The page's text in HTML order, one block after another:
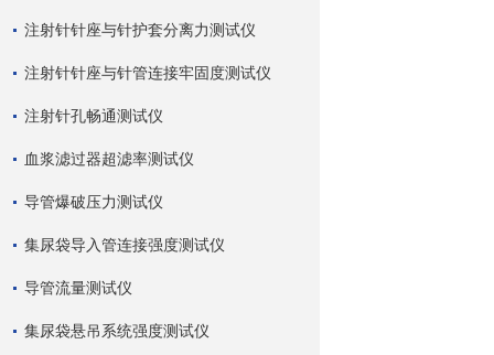
注射针针座与针护套分离力测试仪
注射针针座与针管连接牢固度测试仪
注射针孔畅通测试仪
血浆滤过器超滤率测试仪
导管爆破压力测试仪
集尿袋导入管连接强度测试仪
导管流量测试仪
集尿袋悬吊系统强度测试仪